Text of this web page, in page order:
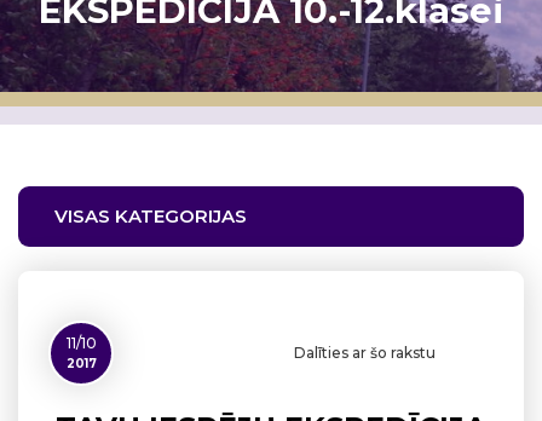
EKSPEDĪCIJA 10.-12.klasei
VISAS KATEGORIJAS
11/10
2017
Dalīties ar šo rakstu